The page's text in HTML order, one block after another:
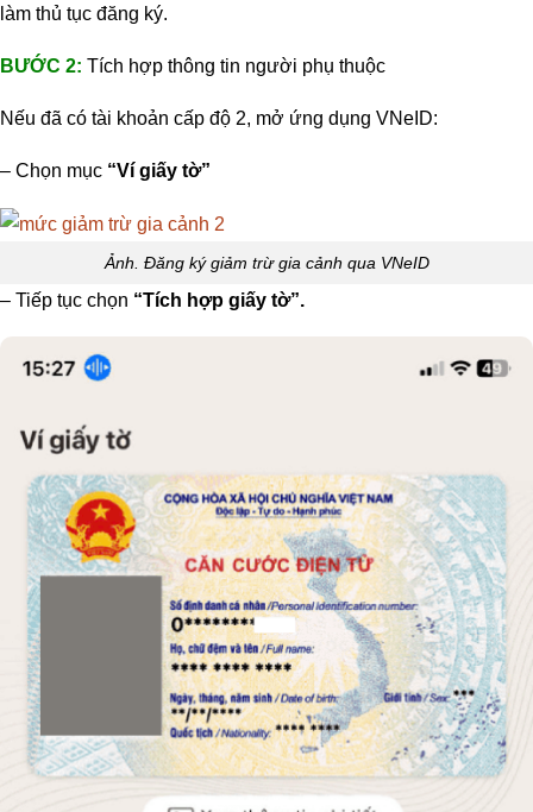
làm thủ tục đăng ký.
BƯỚC 2: Tích hợp thông tin người phụ thuộc
Nếu đã có tài khoản cấp độ 2, mở ứng dụng VNeID:
– Chọn mục “Ví giấy tờ”
Ảnh. Đăng ký giảm trừ gia cảnh qua VNeID
– Tiếp tục chọn “Tích hợp giấy tờ”.